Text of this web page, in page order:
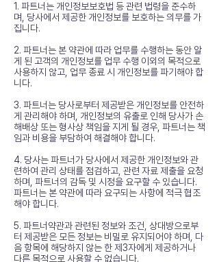
1. 파트너는 개인정보보호법 등 관련 법령을 준수하
며, 당사에서 제공한 개인정보를 보호하는 의무를 가
집니다.
2. 파트너는 본 약관에 따라 업무를 수행하는 동안 알
게 된 고객의 개인정보를 업무 수행 이외의 목적으로
사용하지 않고, 업무 종료 시 개인정보를 파기해야 합
니다.
3. 파트너는 당사로부터 제공받은 개인정보를 안전하
게 관리해야 하며, 개인정보의 유출로 인해 당사가 손
해배상 또는 형사상 책임을 지게 될 경우, 파트너는 책
임과 비용을 부담하여 해결해야 합니다.
4. 당사는 파트너가 당사에서 제공한 개인정보와 관
련하여 관리 상태를 점검하고, 관련 자료 제출을 요청
하며, 파트너의 감독 및 시정을 요구할 수 있습니다.
파트너는 본 약관에 따라 요구되는 사항에 적극 협조
해야 합니다.
5. 파트너약관과 관련된 정보와 조건, 상대방으로부
터 제공받은 모든 정보는 비밀로 유지되어야 하며, 다
음 항목에 해당하지 않는 한 제3자에게 제공하거나
다른 목적으로 사용할 수 없습니다.